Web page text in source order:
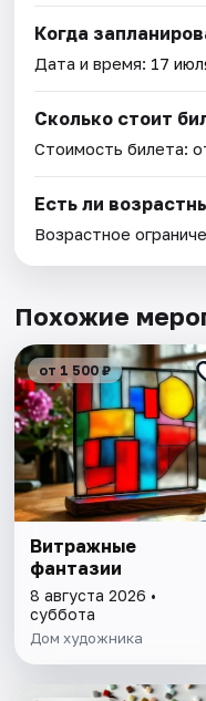
Когда
Дата и время: 17
Сколько стоит
Стоимость билета:
Есть ли
Возрастное
Похожие
от 1 500 ₽
Витражные
фантазии
8 августа 2026 •
суббота
Дом художника